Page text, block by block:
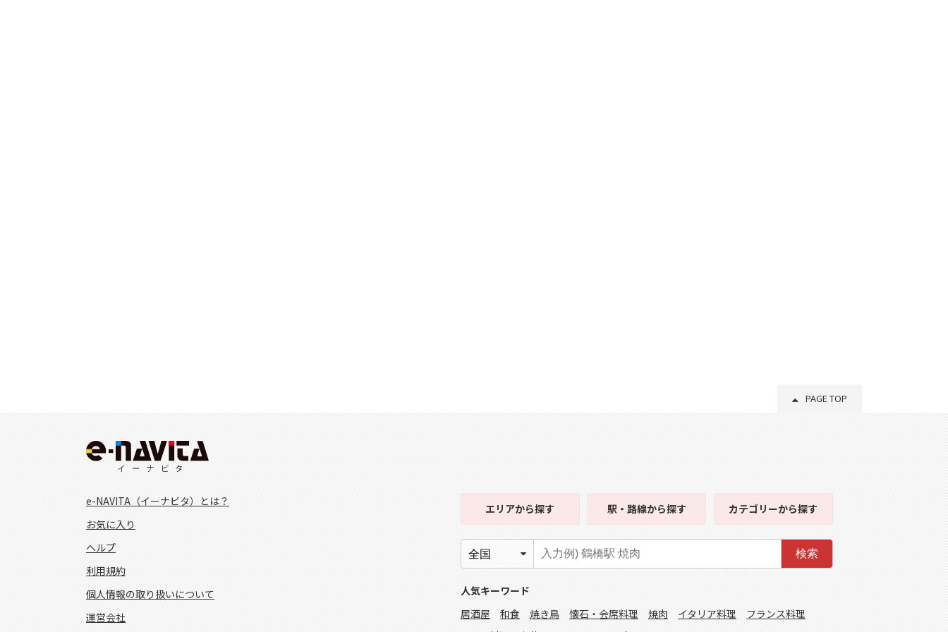
PAGE TOP
e-NAVITA（イーナビタ）とは？
お気に入り
ヘルプ
利用規約
個人情報の取り扱いについて
運営会社
エリアから探す 駅・路線から探す カテゴリーから探す
検索
人気キーワード
居酒屋
和食 焼き鳥 懐石・会席料理 焼肉 イタリア料理
フランス料理